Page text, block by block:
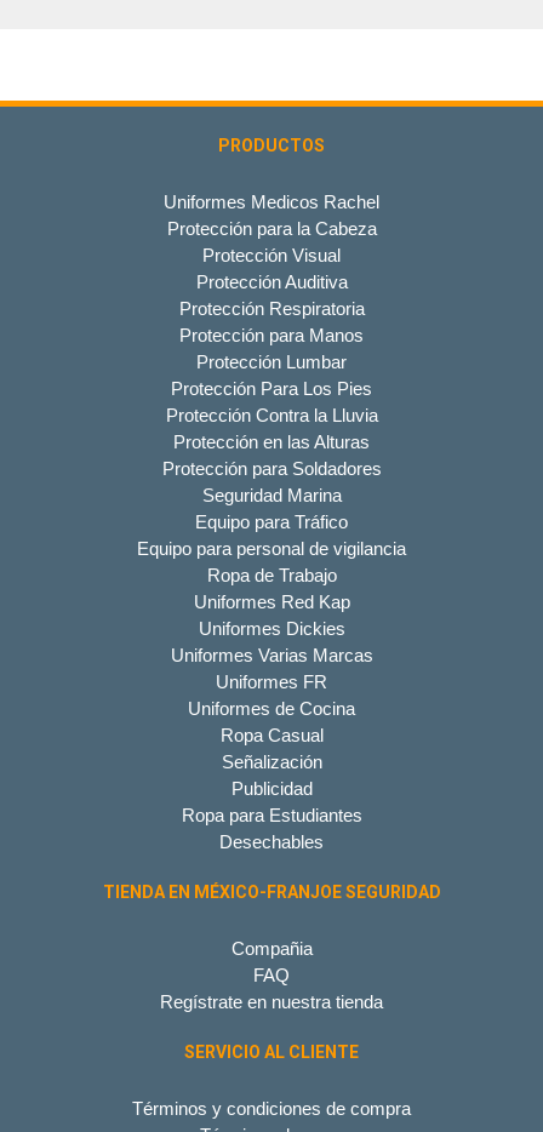
PRODUCTOS
Uniformes Medicos Rachel
Protección para la Cabeza
Protección Visual
Protección Auditiva
Protección Respiratoria
Protección para Manos
Protección Lumbar
Protección Para Los Pies
Protección Contra la Lluvia
Protección en las Alturas
Protección para Soldadores
Seguridad Marina
Equipo para Tráfico
Equipo para personal de vigilancia
Ropa de Trabajo
Uniformes Red Kap
Uniformes Dickies
Uniformes Varias Marcas
Uniformes FR
Uniformes de Cocina
Ropa Casual
Señalización
Publicidad
Ropa para Estudiantes
Desechables
TIENDA EN MÉXICO-FRANJOE SEGURIDAD
Compañia
FAQ
Regístrate en nuestra tienda
SERVICIO AL CLIENTE
Términos y condiciones de compra